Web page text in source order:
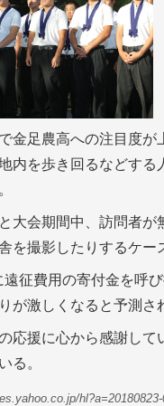
金足農高への注目度
内を歩き回るなどす
大会期間中、訪問者
を撮影したりするケー
遠征費用の寄付金を呼
が激しくなると予測さ
応援に心から感謝し
る。